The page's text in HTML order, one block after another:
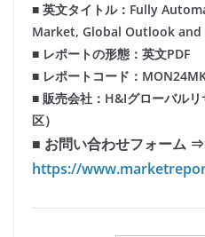
■ 英文タイトル：Fully
Market, Global Outlook and
■ レポートの形態：英文PDF
■ レポートコード：
■ 販売会社：H&Iグローバル
区）
■ お問い合わせフォーム ⇒
https://